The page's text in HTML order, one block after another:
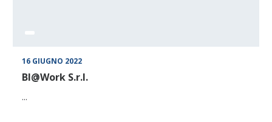
16 GIUGNO 2022
BI@Work S.r.l.
...